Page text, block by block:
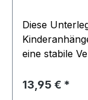
Diese
eine stabile
Ferner dient
Regulärer
13,95 €